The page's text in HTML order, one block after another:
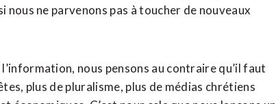
ne parvenons pas à toucher de nouveaux
nous pensons au contraire qu’il faut
plus de pluralisme, plus de médias chrétiens